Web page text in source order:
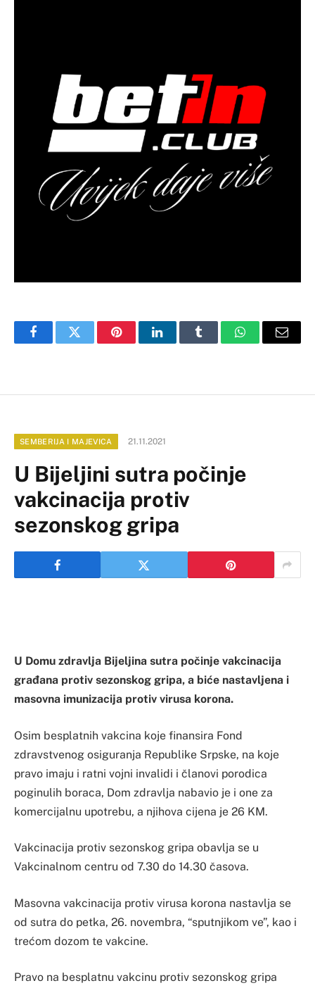
FacebookTwitter PinterestLinkedInTumblr WhatsAppEmail
SEMBERIJA I MAJEVICA 21.11.2021
U Bijeljini sutra počinje
vakcinacija protiv
sezonskog gripa
U Domu zdravlja Bijeljina sutra počinje vakcinacija
građana protiv sezonskog gripa, a biće nastavljena i
masovna imunizacija protiv virusa korona.
Osim besplatnih vakcina koje finansira Fond
zdravstvenog osiguranja Republike Srpske, na koje
pravo imaju i ratni vojni invalidi i članovi porodica
poginulih boraca, Dom zdravlja nabavio je i one za
komercijalnu upotrebu, a njihova cijena je 26 KM.
Vakcinacija protiv sezonskog gripa obavlja se u
Vakcinalnom centru od 7.30 do 14.30 časova.
Masovna vakcinacija protiv virusa korona nastavlja se
od sutra do petka, 26. novembra, “sputnjikom ve”, kao i
trećom dozom te vakcine.
Pravo na besplatnu vakcinu protiv sezonskog gripa